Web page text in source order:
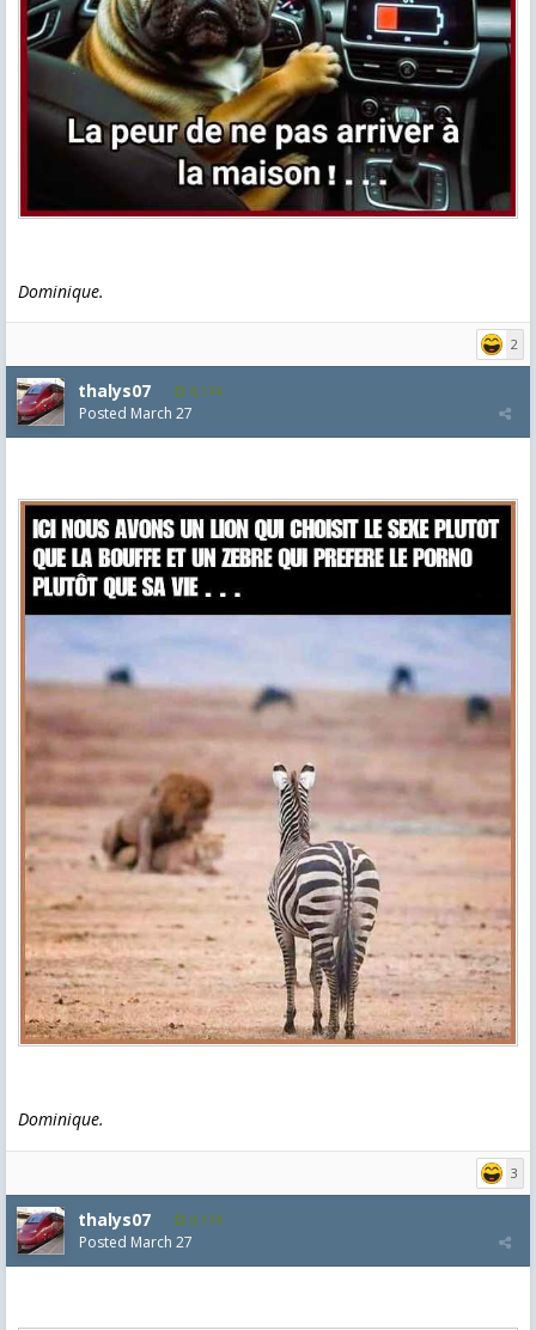
Dominique.
2
thalys07 8,174
Posted March 27
Dominique.
3
thalys07 8,174
Posted March 27